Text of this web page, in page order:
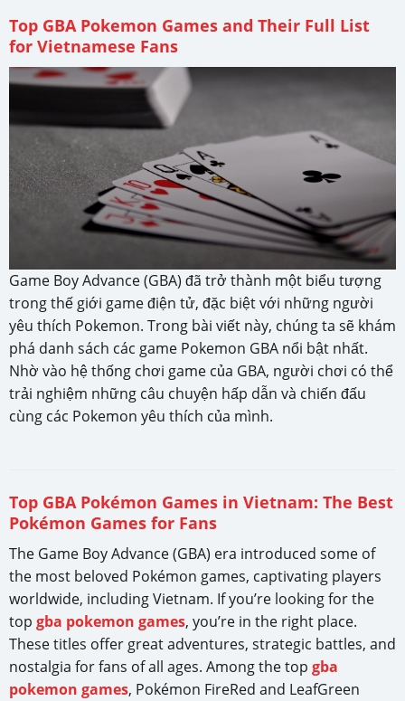
Top GBA Pokemon Games and Their Full List
for Vietnamese Fans
Game Boy Advance (GBA) đã trở thành một biểu tượng
trong thế giới game điện tử, đặc biệt với những người
yêu thích Pokemon. Trong bài viết này, chúng ta sẽ khám
phá danh sách các game Pokemon GBA nổi bật nhất.
Nhờ vào hệ thống chơi game của GBA, người chơi có thể
trải nghiệm những câu chuyện hấp dẫn và chiến đấu
cùng các Pokemon yêu thích của mình.
Top GBA Pokémon Games in Vietnam: The Best
Pokémon Games for Fans
The Game Boy Advance (GBA) era introduced some of
the most beloved Pokémon games, captivating players
worldwide, including Vietnam. If you’re looking for the
top gba pokemon games, you’re in the right place.
These titles offer great adventures, strategic battles, and
nostalgia for fans of all ages. Among the top gba
pokemon games, Pokémon FireRed and LeafGreen